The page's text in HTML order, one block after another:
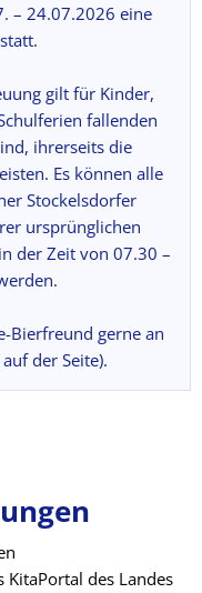
– 24.07.2026 eine
gilt für Kinder,
fallenden
ihrerseits die
Es können alle
Stockelsdorfer
ursprünglichen
der Zeit von 07.30 –
Bierfreund gerne an
der Seite).
des Landes